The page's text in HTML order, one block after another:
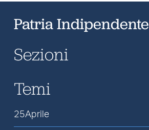
Patria Indipendente
Sezioni
Temi
25Aprile